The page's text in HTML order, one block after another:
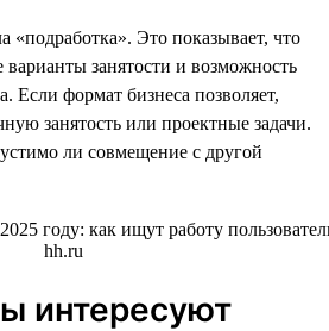
«подработка». Это показывает, что
занятости и возможность
Если формат бизнеса позволяет,
занятость или проектные задачи.
ли совмещение с другой
интересуют